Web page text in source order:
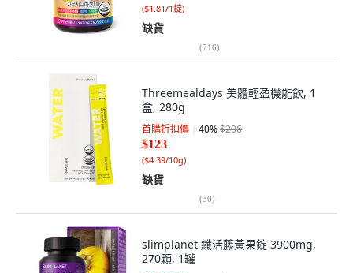
($1.81/1錠)
缺貨
(716)
Threemealdays 美體輕盈機能飲, 1
盒, 280g
首購折扣價 40%$206
$123
($4.39/10g)
缺貨
(30)
slimplanet 纖活藤黃果錠 3900mg,
270顆, 1罐